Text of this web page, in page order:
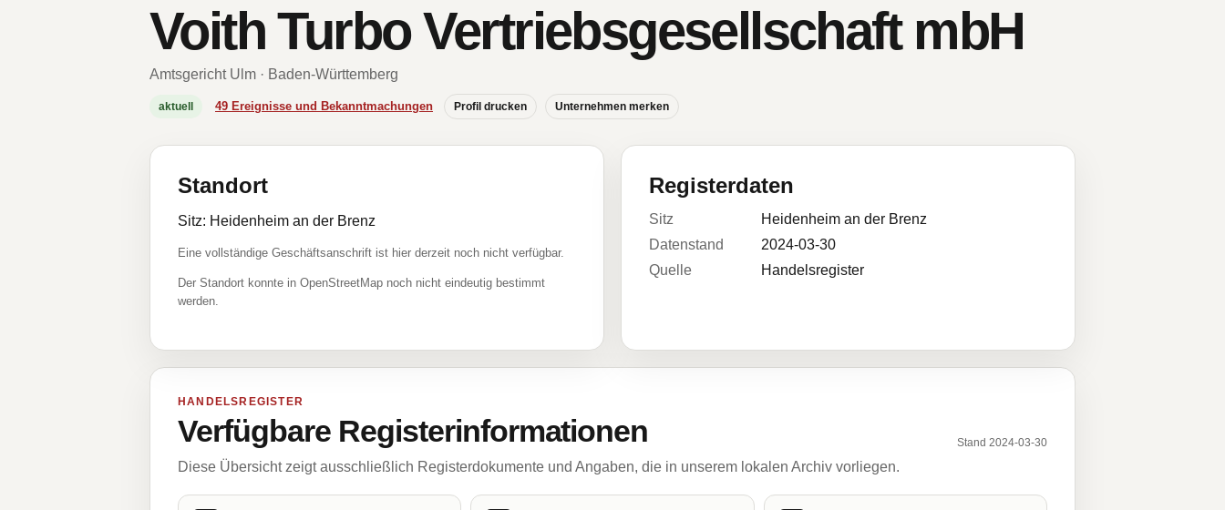
Voith Turbo Vertriebsgesellschaft mbH
Amtsgericht Ulm · Baden-Württemberg
aktuell 49 Ereignisse und Bekanntmachungen Profil drucken Unternehmen merken
Standort
Sitz: Heidenheim an der Brenz
Eine vollständige Geschäftsanschrift ist hier derzeit noch nicht verfügbar.
Der Standort konnte in OpenStreetMap noch nicht eindeutig bestimmt
werden.
Registerdaten
Sitz
Heidenheim an der Brenz
Datenstand
2024-03-30
Quelle
Handelsregister
HANDELSREGISTER
Verfügbare Registerinformationen Stand 2024-03-30
Diese Übersicht zeigt ausschließlich Registerdokumente und Angaben, die in unserem lokalen Archiv vorliegen.